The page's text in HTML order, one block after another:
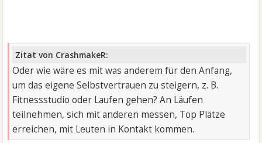
Zitat von CrashmakeR:
Oder wie wäre es mit was anderem für den Anfang,
um das eigene Selbstvertrauen zu steigern, z. B.
Fitnessstudio oder Laufen gehen? An Läufen
teilnehmen, sich mit anderen messen, Top Plätze
erreichen, mit Leuten in Kontakt kommen.